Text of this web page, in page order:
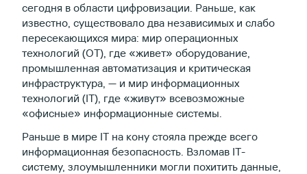
сегодня в области цифровизации. Раньше, как
известно, существовало два независимых и слабо
пересекающихся мира: мир операционных
технологий (ОТ), где «живет» оборудование,
промышленная автоматизация и критическая
инфраструктура, — и мир информационных
технологий (IT), где «живут» всевозможные
«офисные» информационные системы.
Раньше в мире IT на кону стояла прежде всего
информационная безопасность. Взломав IT-
систему, злоумышленники могли похитить данные,